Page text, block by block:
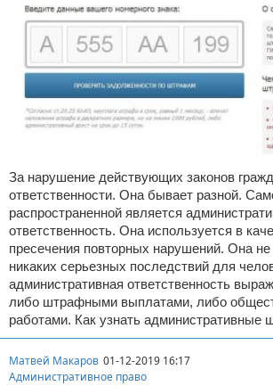
За нарушение действующих законов
ответственности. Она бывает разной.
распространенной является
ответственность. Она используется в
пресечения повторных нарушений. Она не
никаких серьезных последствий для
административная ответственность
либо штрафными выплатами, либо
работами. Как узнать административные
Матвей Макаров 01-12-2019 16:17
Административное право